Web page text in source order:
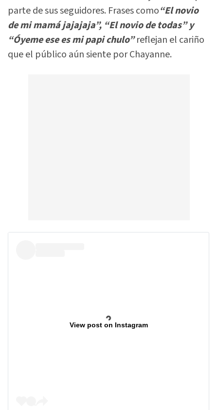
parte de sus seguidores. Frases como“El novio
de mi mamá jajajaja”, “El novio de todas” y
“Óyeme ese es mi papi chulo”reflejan el cariño
que el público aún siente por Chayanne.
View post on Instagram